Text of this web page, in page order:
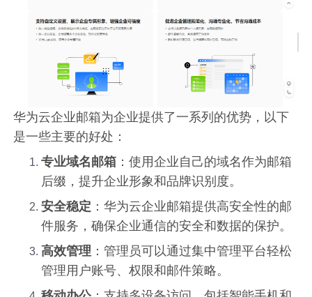
华为云企业邮箱为企业提供了一系列的优势，以下
是一些主要的好处：
专业域名邮箱 ：使用企业自己的域名作为邮箱
后缀，提升企业形象和品牌识别度。
安全稳定 ：华为云企业邮箱提供高安全性的邮
件服务，确保企业通信的安全和数据的保护。
高效管理 ：管理员可以通过集中管理平台轻松
管理用户账号、权限和邮件策略。